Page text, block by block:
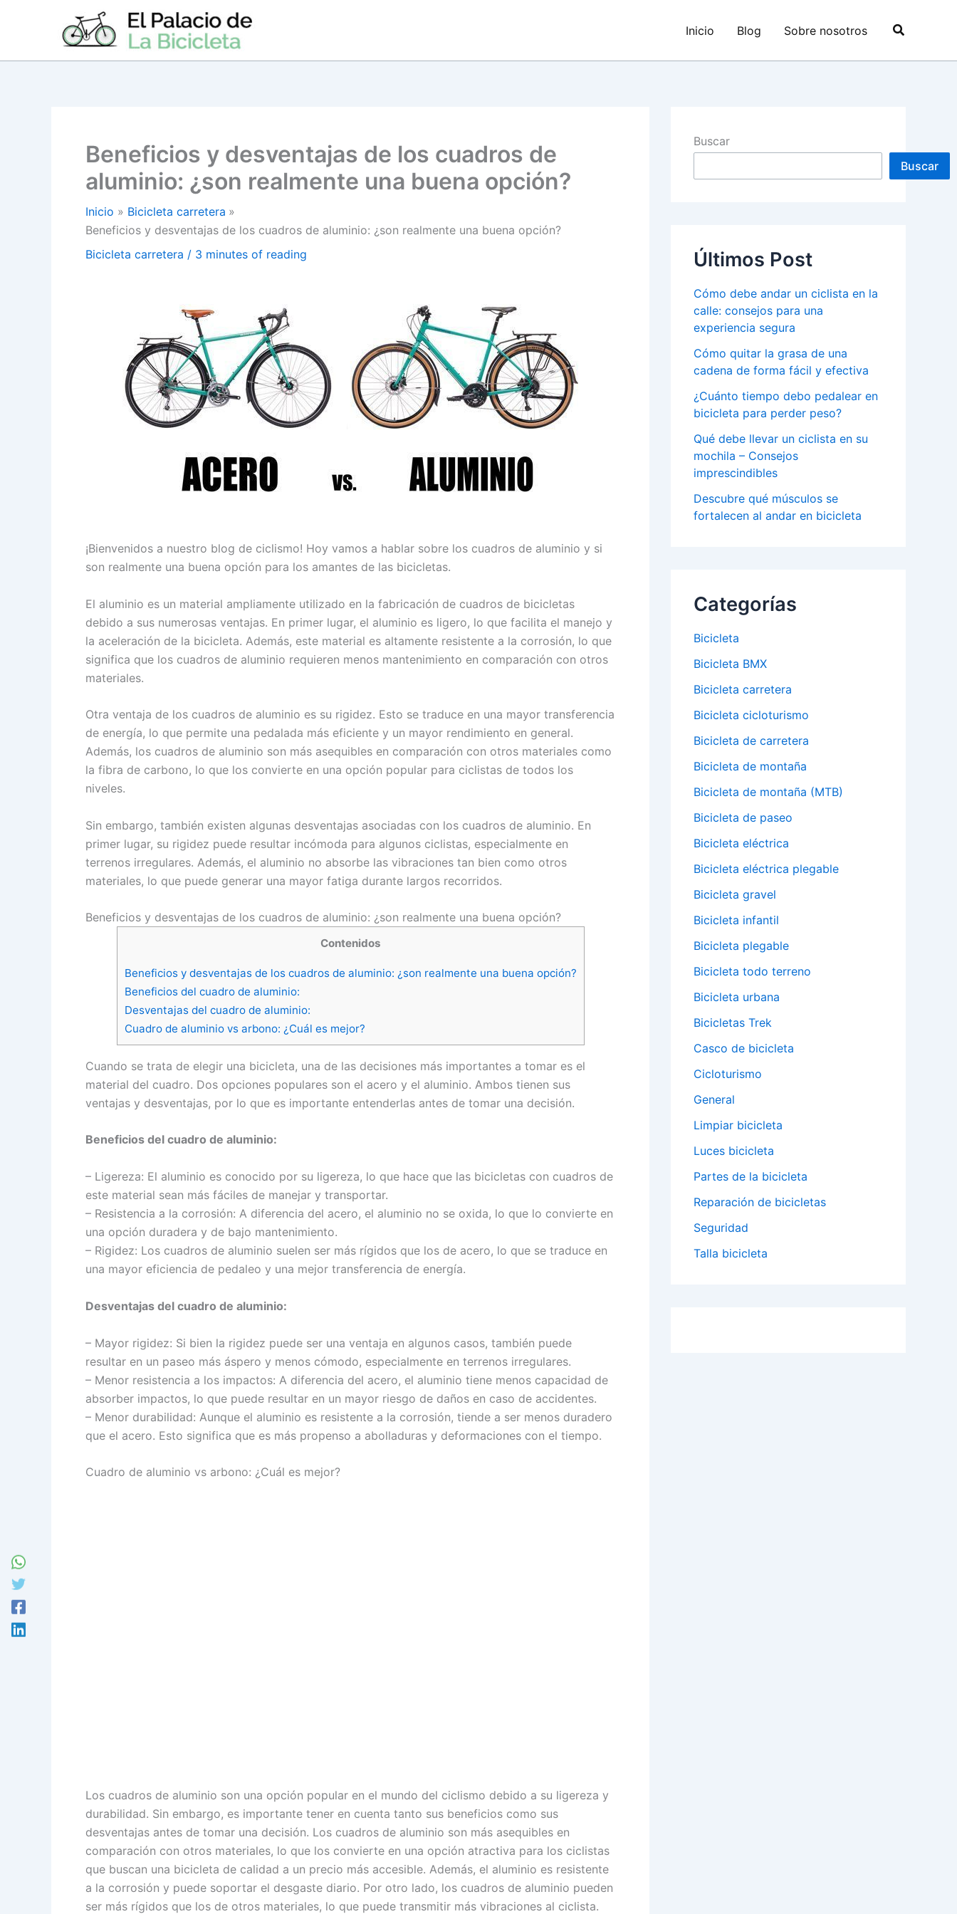
Inicio Blog Sobre nosotros Buscar
Beneficios y desventajas de los cuadros de
aluminio: ¿son realmente una buena opción?
Inicio
Bicicleta carretera
Beneficios y desventajas de los cuadros de aluminio: ¿son realmente una buena opción?
Bicicleta carretera / 3 minutes of reading
¡Bienvenidos a nuestro blog de ciclismo! Hoy vamos a hablar sobre los cuadros de aluminio y si
son realmente una buena opción para los amantes de las bicicletas.
El aluminio es un material ampliamente utilizado en la fabricación de cuadros de bicicletas
debido a sus numerosas ventajas. En primer lugar, el aluminio es ligero, lo que facilita el manejo y
la aceleración de la bicicleta. Además, este material es altamente resistente a la corrosión, lo que
significa que los cuadros de aluminio requieren menos mantenimiento en comparación con otros
materiales.
Otra ventaja de los cuadros de aluminio es su rigidez. Esto se traduce en una mayor transferencia
de energía, lo que permite una pedalada más eficiente y un mayor rendimiento en general.
Además, los cuadros de aluminio son más asequibles en comparación con otros materiales como
la fibra de carbono, lo que los convierte en una opción popular para ciclistas de todos los
niveles.
Sin embargo, también existen algunas desventajas asociadas con los cuadros de aluminio. En
primer lugar, su rigidez puede resultar incómoda para algunos ciclistas, especialmente en
terrenos irregulares. Además, el aluminio no absorbe las vibraciones tan bien como otros
materiales, lo que puede generar una mayor fatiga durante largos recorridos.
Beneficios y desventajas de los cuadros de aluminio: ¿son realmente una buena opción?
Contenidos
Beneficios y desventajas de los cuadros de aluminio: ¿son realmente una buena opción?
Beneficios del cuadro de aluminio:
Desventajas del cuadro de aluminio:
Cuadro de aluminio vs arbono: ¿Cuál es mejor?
Cuando se trata de elegir una bicicleta, una de las decisiones más importantes a tomar es el
material del cuadro. Dos opciones populares son el acero y el aluminio. Ambos tienen sus
ventajas y desventajas, por lo que es importante entenderlas antes de tomar una decisión.
Beneficios del cuadro de aluminio:
– Ligereza: El aluminio es conocido por su ligereza, lo que hace que las bicicletas con cuadros de
este material sean más fáciles de manejar y transportar.
– Resistencia a la corrosión: A diferencia del acero, el aluminio no se oxida, lo que lo convierte en
una opción duradera y de bajo mantenimiento.
– Rigidez: Los cuadros de aluminio suelen ser más rígidos que los de acero, lo que se traduce en
una mayor eficiencia de pedaleo y una mejor transferencia de energía.
Desventajas del cuadro de aluminio:
– Mayor rigidez: Si bien la rigidez puede ser una ventaja en algunos casos, también puede
resultar en un paseo más áspero y menos cómodo, especialmente en terrenos irregulares.
– Menor resistencia a los impactos: A diferencia del acero, el aluminio tiene menos capacidad de
absorber impactos, lo que puede resultar en un mayor riesgo de daños en caso de accidentes.
– Menor durabilidad: Aunque el aluminio es resistente a la corrosión, tiende a ser menos duradero
que el acero. Esto significa que es más propenso a abolladuras y deformaciones con el tiempo.
Cuadro de aluminio vs arbono: ¿Cuál es mejor?
Los cuadros de aluminio son una opción popular en el mundo del ciclismo debido a su ligereza y
durabilidad. Sin embargo, es importante tener en cuenta tanto sus beneficios como sus
desventajas antes de tomar una decisión. Los cuadros de aluminio son más asequibles en
comparación con otros materiales, lo que los convierte en una opción atractiva para los ciclistas
que buscan una bicicleta de calidad a un precio más accesible. Además, el aluminio es resistente
a la corrosión y puede soportar el desgaste diario. Por otro lado, los cuadros de aluminio pueden
ser más rígidos que los de otros materiales, lo que puede transmitir más vibraciones al ciclista.
Buscar
Buscar
Últimos Post
Cómo debe andar un ciclista en la
calle: consejos para una
experiencia segura
Cómo quitar la grasa de una
cadena de forma fácil y efectiva
¿Cuánto tiempo debo pedalear en
bicicleta para perder peso?
Qué debe llevar un ciclista en su
mochila – Consejos
imprescindibles
Descubre qué músculos se
fortalecen al andar en bicicleta
Categorías
Bicicleta
Bicicleta BMX
Bicicleta carretera
Bicicleta cicloturismo
Bicicleta de carretera
Bicicleta de montaña
Bicicleta de montaña (MTB)
Bicicleta de paseo
Bicicleta eléctrica
Bicicleta eléctrica plegable
Bicicleta gravel
Bicicleta infantil
Bicicleta plegable
Bicicleta todo terreno
Bicicleta urbana
Bicicletas Trek
Casco de bicicleta
Cicloturismo
General
Limpiar bicicleta
Luces bicicleta
Partes de la bicicleta
Reparación de bicicletas
Seguridad
Talla bicicleta